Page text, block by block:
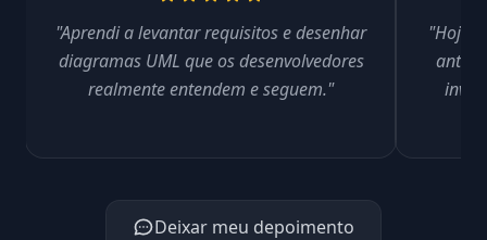
"Aprendi a levantar requisitos e desenhar
diagramas UML que os desenvolvedores
realmente entendem e seguem."
"Hoje
antes
Deixar meu depoimento